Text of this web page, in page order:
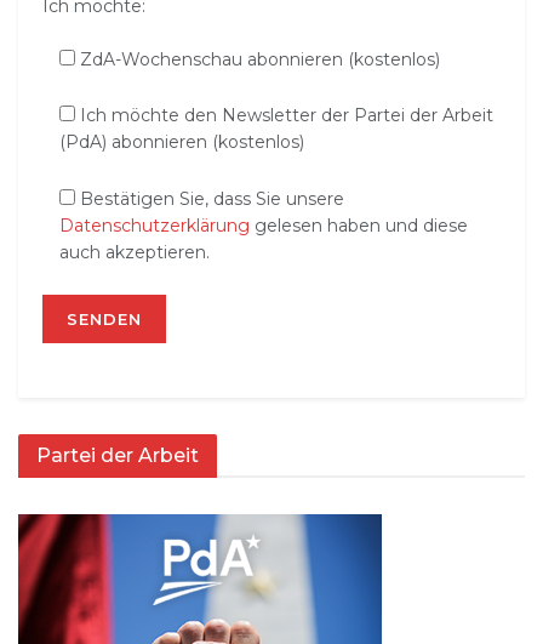
Ich möchte:
ZdA-Wochenschau abonnieren (kostenlos)
Ich möchte den Newsletter der Partei der Arbeit
(PdA) abonnieren (kostenlos)
Bestätigen Sie, dass Sie unsere
Datenschutzerklärung gelesen haben und diese
auch akzeptieren.
Partei der Arbeit